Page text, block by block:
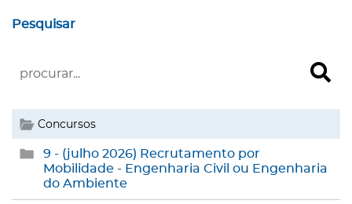
Pesquisar
Concursos
9 - (julho 2026) Recrutamento por
Mobilidade - Engenharia Civil ou Engenharia
do Ambiente